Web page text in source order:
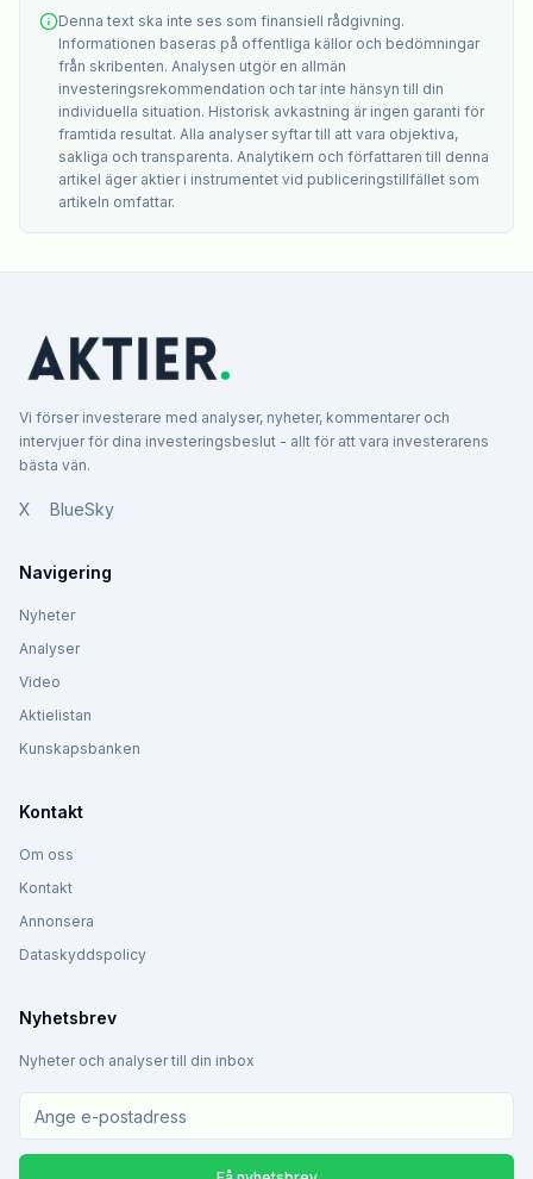
Denna text ska inte ses som finansiell rådgivning.
Informationen baseras på offentliga källor och bedömningar
från skribenten. Analysen utgör en allmän
investeringsrekommendation och tar inte hänsyn till din
individuella situation. Historisk avkastning är ingen garanti för
framtida resultat. Alla analyser syftar till att vara objektiva,
sakliga och transparenta. Analytikern och författaren till denna
artikel äger aktier i instrumentet vid publiceringstillfället som
artikeln omfattar.
Vi förser investerare med analyser, nyheter, kommentarer och
intervjuer för dina investeringsbeslut - allt för att vara investerarens
bästa vän.
X BlueSky
Navigering
Nyheter
Analyser
Video
Aktielistan
Kunskapsbanken
Kontakt
Om oss
Kontakt
Annonsera
Dataskyddspolicy
Nyhetsbrev
Nyheter och analyser till din inbox